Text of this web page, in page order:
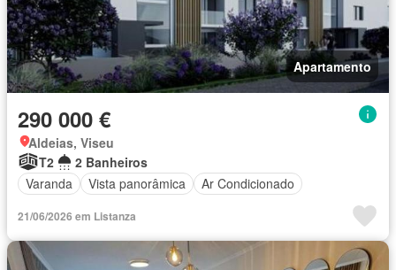
Apartamento
290 000 €
Aldeias, Viseu
T2
2 Banheiros
Varanda
Vista panorâmica Ar Condicionado
21/06/2026 em Listanza